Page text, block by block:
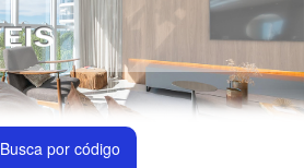
Busca por código